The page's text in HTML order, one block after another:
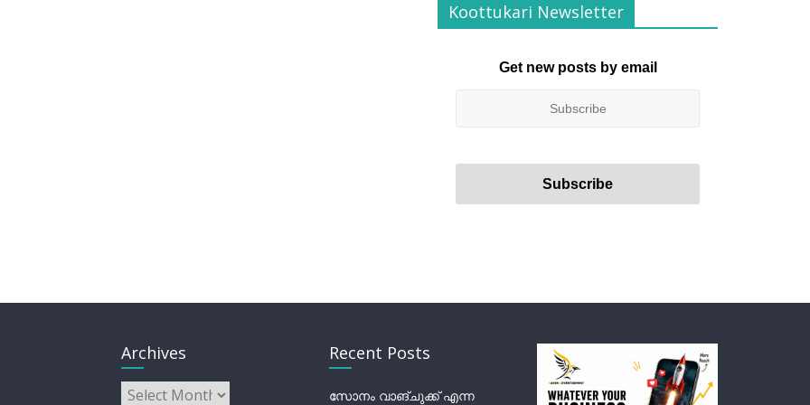
Koottukari Newsletter
Get new posts by email
Archives
Archives
Recent Posts
സോനം വാങ്ചുക്ക് എന്ന